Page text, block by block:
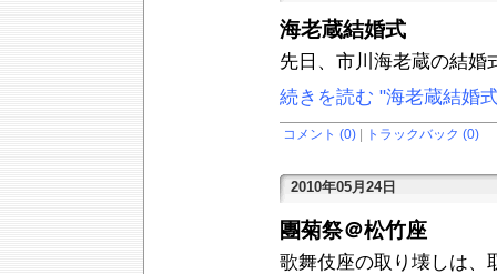
海老蔵結婚式
先日、市川海老蔵の結婚
続きを読む "海老蔵結婚
コメント (0) トラックバック (0)
2010年05月24日
團菊祭＠松竹座
歌舞伎座の取り壊しは、